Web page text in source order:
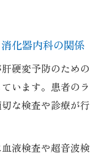
化器内科の関係
硬変予防のための
います。患者のラ
な検査や診療が行
液検査や超音波検